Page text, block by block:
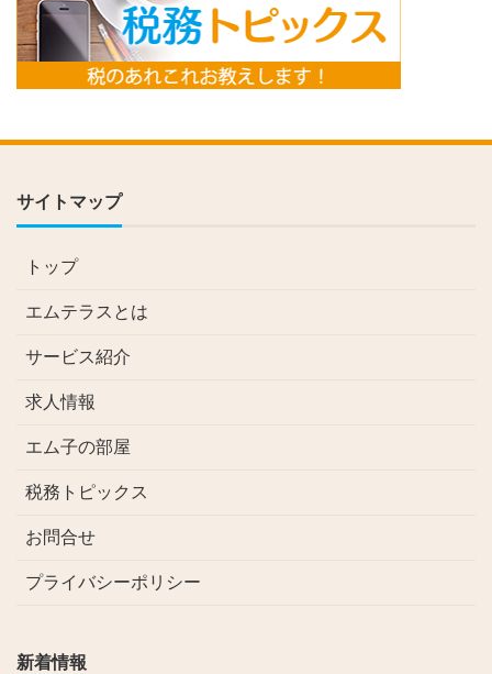
サイトマップ
トップ
エムテラスとは
サービス紹介
求人情報
エム子の部屋
税務トピックス
お問合せ
プライバシーポリシー
新着情報